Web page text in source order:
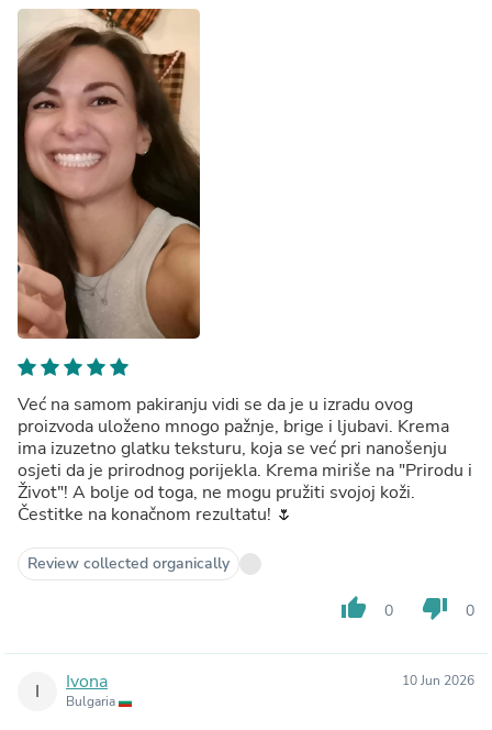
vodom, 2ml
Već na samom pakiranju vidi se da je u izradu ovog
proizvoda uloženo mnogo pažnje, brige i ljubavi. Krema
ima izuzetno glatku teksturu, koja se već pri nanošenju
osjeti da je prirodnog porijekla. Krema miriše na "Prirodu i
Život"! A bolje od toga, ne mogu pružiti svojoj koži.
Čestitke na konačnom rezultatu! 🌷
Review collected organically
thumb_up 0 thumb_down 0
I Ivona
Bulgaria
10 Jun 2026